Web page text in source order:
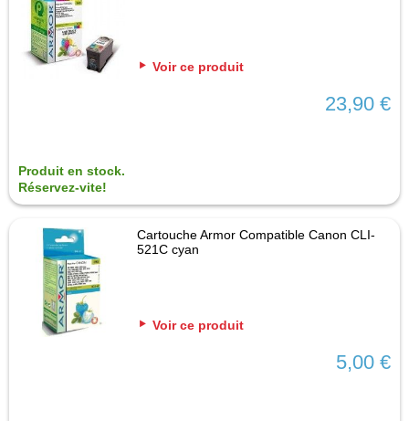
Voir ce produit
23,90 €
Produit en stock.
Réservez-vite!
Cartouche Armor Compatible Canon CLI-
521C cyan
Voir ce produit
5,00 €